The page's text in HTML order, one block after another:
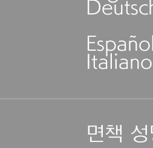
Italiano
면책